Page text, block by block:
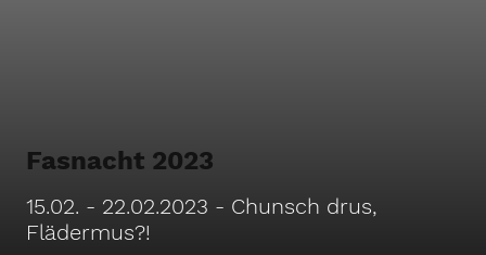
15.02. - 22.02.2023 - Chunsch drus,
Flädermus?!
Fasnacht 2023